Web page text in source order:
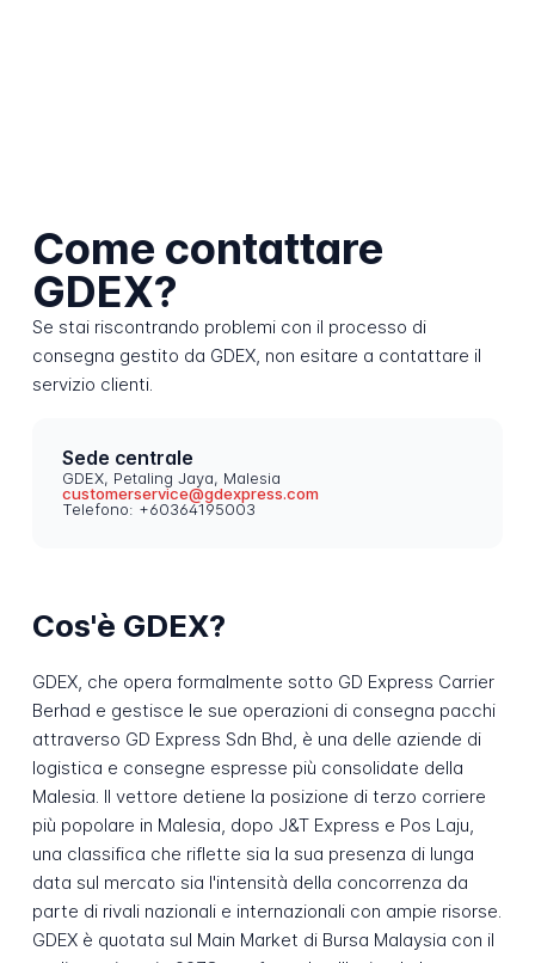
Come contattare
GDEX?
Se stai riscontrando problemi con il processo di
consegna gestito da GDEX, non esitare a contattare il
servizio clienti.
Sede centrale
GDEX, Petaling Jaya, Malesia
customerservice@gdexpress.com
Telefono: +60364195003
Cos'è GDEX?
GDEX, che opera formalmente sotto GD Express Carrier
Berhad e gestisce le sue operazioni di consegna pacchi
attraverso GD Express Sdn Bhd, è una delle aziende di
logistica e consegne espresse più consolidate della
Malesia. Il vettore detiene la posizione di terzo corriere
più popolare in Malesia, dopo J&T Express e Pos Laju,
una classifica che riflette sia la sua presenza di lunga
data sul mercato sia l'intensità della concorrenza da
parte di rivali nazionali e internazionali con ampie risorse.
GDEX è quotata sul Main Market di Bursa Malaysia con il